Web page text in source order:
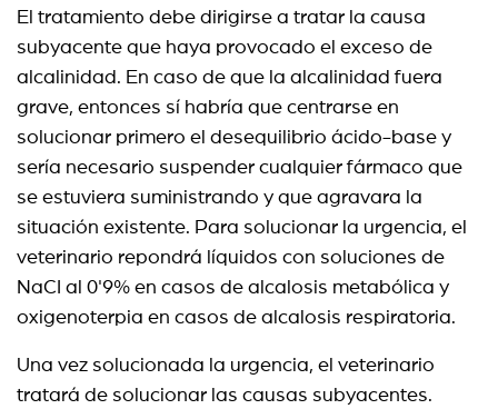
El tratamiento debe dirigirse a tratar la causa
subyacente que haya provocado el exceso de
alcalinidad. En caso de que la alcalinidad fuera
grave, entonces sí habría que centrarse en
solucionar primero el desequilibrio ácido-base y
sería necesario suspender cualquier fármaco que
se estuviera suministrando y que agravara la
situación existente. Para solucionar la urgencia, el
veterinario repondrá líquidos con soluciones de
NaCI al 0'9% en casos de alcalosis metabólica y
oxigenoterpia en casos de alcalosis respiratoria.
Una vez solucionada la urgencia, el veterinario
tratará de solucionar las causas subyacentes.